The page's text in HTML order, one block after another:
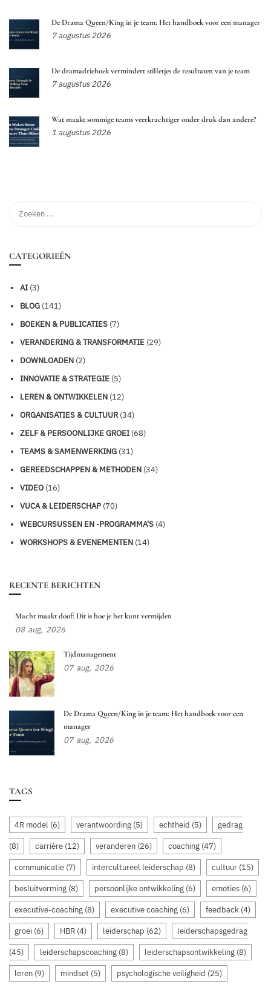
De Drama Queen/King in je team: Het handboek voor een manager
7 augustus 2026
De dramadriehoek vermindert stilletjes de resultaten van je team
7 augustus 2026
Wat maakt sommige teams veerkrachtiger onder druk dan andere?
1 augustus 2026
CATEGORIEËN
AI (3)
BLOG (141)
BOEKEN & PUBLICATIES (7)
VERANDERING & TRANSFORMATIE (29)
DOWNLOADEN (2)
INNOVATIE & STRATEGIE (5)
LEREN & ONTWIKKELEN (12)
ORGANISATIES & CULTUUR (34)
ZELF & PERSOONLIJKE GROEI (68)
TEAMS & SAMENWERKING (31)
GEREEDSCHAPPEN & METHODEN (34)
VIDEO (16)
VUCA & LEIDERSCHAP (70)
WEBCURSUSSEN EN -PROGRAMMA'S (4)
WORKSHOPS & EVENEMENTEN (14)
RECENTE BERICHTEN
Macht maakt doof: Dit is hoe je het kunt vermijden
08 aug, 2026
Tijdmanagement
07 aug, 2026
De Drama Queen/King in je team: Het handboek voor een
manager
07 aug, 2026
TAGS
4R model (6) verantwoording (5) echtheid (5) gedrag
(8) carrière (12) veranderen (26) coaching (47)
communicatie (7) intercultureel leiderschap (8) cultuur (15)
besluitvorming (8) persoonlijke ontwikkeling (6) emoties (6)
executive-coaching (8) executive coaching (6) feedback (4)
groei (6) HBR (4) leiderschap (62) leiderschapsgedrag
(45) leiderschapscoaching (8) leiderschapsontwikkeling (8)
leren (9) mindset (5) psychologische veiligheid (25)